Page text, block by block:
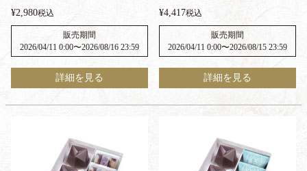
¥2,980税込
販売期間
2026/04/11 0:00〜2026/08/16 23:59
詳細を見る
¥4,417税込
販売期間
2026/04/11 0:00〜2026/08/15 23:59
詳細を見る